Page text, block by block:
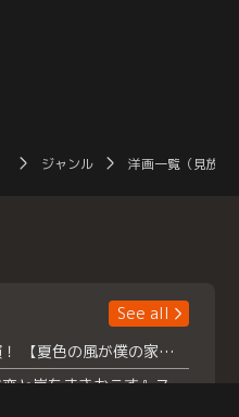
ジャンル 洋画一覧（見放題
See all
浮所飛貴主演！ 【夏色の風が僕の家にやってきた】 本日よりテラサで独占配信スタート！
『夏色の雲が恋と嵐をまきおこす』スペシャルメイキング 【Part1】2026年７月18日（土）23時30分～配信スタート！話題のシーンの裏側を大公開！豪華キャスト大集合！ 『武宮家 真夏の家族会議』開催！